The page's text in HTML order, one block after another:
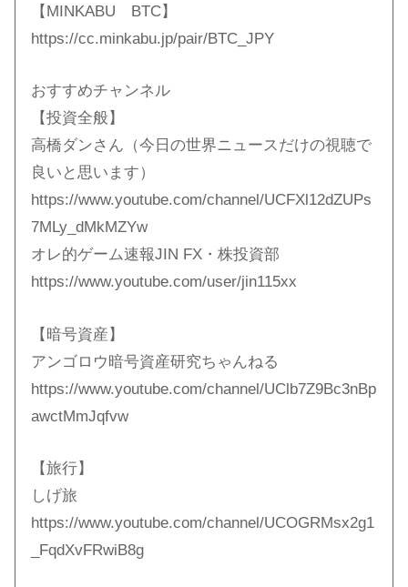
【MINKABU BTC】
https://cc.minkabu.jp/pair/BTC_JPY
おすすめチャンネル
【投資全般】
高橋ダンさん（今日の世界ニュースだけの視聴で
良いと思います）
https://www.youtube.com/channel/UCFXl12dZUPs
7MLy_dMkMZYw
オレ的ゲーム速報JIN FX・株投資部
https://www.youtube.com/user/jin115xx
【暗号資産】
アンゴロウ暗号資産研究ちゃんねる
https://www.youtube.com/channel/UClb7Z9Bc3nBp
awctMmJqfvw
【旅行】
しげ旅
https://www.youtube.com/channel/UCOGRMsx2g1
_FqdXvFRwiB8g